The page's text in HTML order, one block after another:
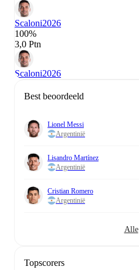
Scaloni2026
100%
3,0 Ptn
Scaloni2026
Best beoordeeld
Lionel Messi
Argentinië
Lisandro Martínez
Argentinië
Cristian Romero
Argentinië
Alle
Topscorers